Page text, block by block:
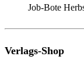
Job-Bote
Verlags-Shop